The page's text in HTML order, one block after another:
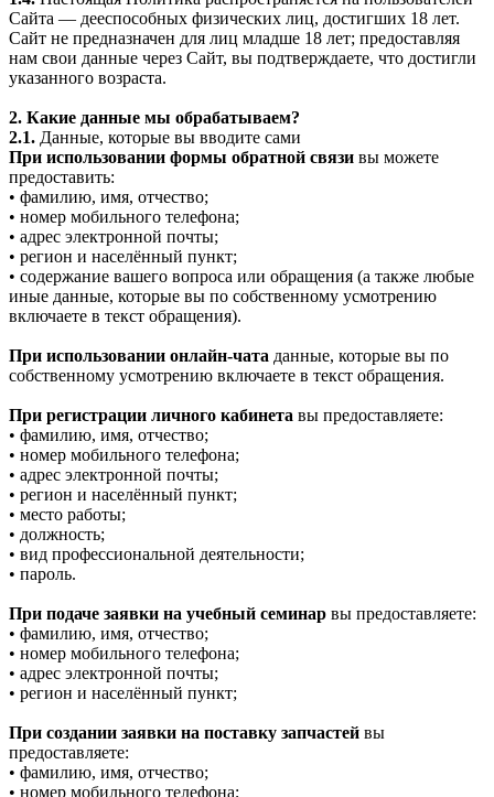
Сайта — дееспособных физических лиц, достигших 18 лет.
Сайт не предназначен для лиц младше 18 лет; предоставляя
нам свои данные через Сайт, вы подтверждаете, что достигли
указанного возраста.
2. Какие данные мы обрабатываем?
2.1. Данные, которые вы вводите сами
При использовании формы обратной связи вы можете
предоставить:
• фамилию, имя, отчество;
• номер мобильного телефона;
• адрес электронной почты;
• регион и населённый пункт;
• содержание вашего вопроса или обращения (а также любые
иные данные, которые вы по собственному усмотрению
включаете в текст обращения).
При использовании онлайн-чата данные, которые вы по
собственному усмотрению включаете в текст обращения.
При регистрации личного кабинета вы предоставляете:
• фамилию, имя, отчество;
• номер мобильного телефона;
• адрес электронной почты;
• регион и населённый пункт;
• место работы;
• должность;
• вид профессиональной деятельности;
• пароль.
При подаче заявки на учебный семинар вы предоставляете:
• фамилию, имя, отчество;
• номер мобильного телефона;
• адрес электронной почты;
• регион и населённый пункт;
При создании заявки на поставку запчастей вы
предоставляете:
• фамилию, имя, отчество;
• номер мобильного телефона;